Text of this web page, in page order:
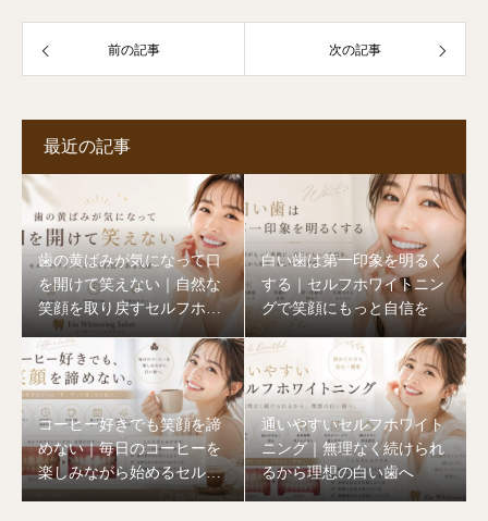
前の記事 次の記事
最近の記事
歯の黄ばみが気になって口
を開けて笑えない｜自然な
笑顔を取り戻すセルフホワ
イトニング
白い歯は第一印象を明るく
する｜セルフホワイトニン
グで笑顔にもっと自信を
コーヒー好きでも笑顔を諦
めない｜毎日のコーヒーを
楽しみながら始めるセルフ
通いやすいセルフホワイト
ニング｜無理なく続けられ
るから理想の白い歯へ